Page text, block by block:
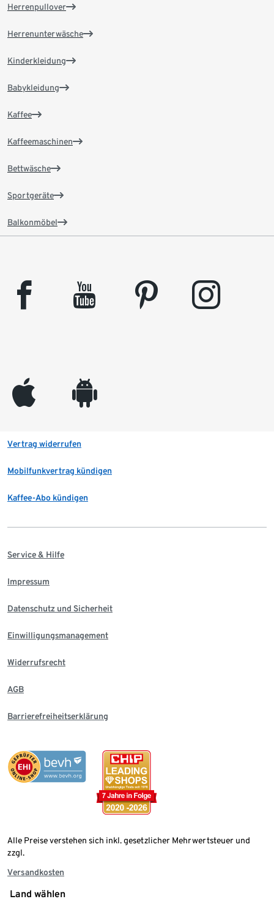
Herrenpullover
Herrenunterwäsche
Kinderkleidung
Babykleidung
Kaffee
Kaffeemaschinen
Bettwäsche
Sportgeräte
Balkonmöbel
facebook youtube pinterest instagram
appleinc android
Vertrag widerrufen
Mobilfunkvertrag kündigen
Kaffee-Abo kündigen
Service & Hilfe
Impressum
Datenschutz und Sicherheit
Einwilligungsmanagement
Widerrufsrecht
AGB
Barrierefreiheitserklärung
Alle Preise verstehen sich inkl. gesetzlicher Mehrwertsteuer und
zzgl.
Versandkosten
Land wählen